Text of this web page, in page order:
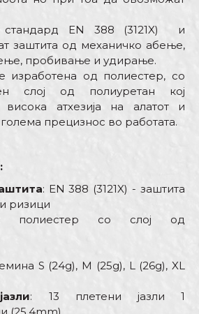
стандард EN 388 (3121X) и
заштита од механичко абење,
пробивање и удирање.
изработена од полиестер, со
слој од полиуретан кој
висока атхезија на алатот и
прецизнос во работата.
: EN 388 (3121X) - заштита
ризици
полиестер со слој од
S (24g), M (25g), L (26g), XL
: 13 плетени јазли 1